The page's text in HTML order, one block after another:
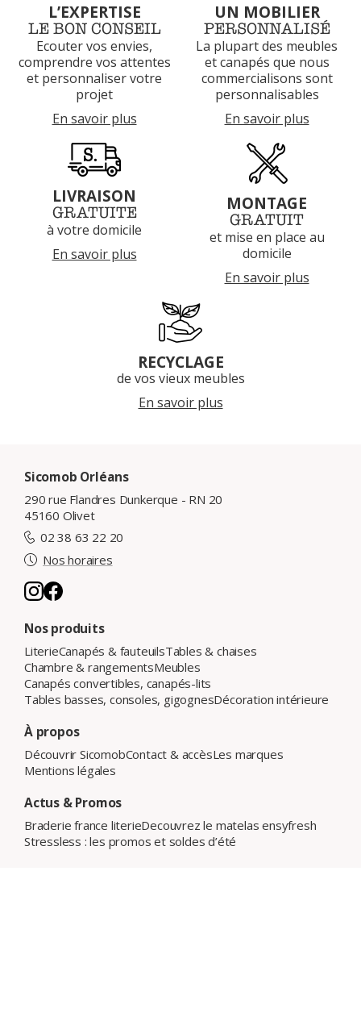
L’EXPERTISE
LE BON CONSEIL
Ecouter vos envies,
comprendre vos attentes
et personnaliser votre
projet
En savoir plus
UN MOBILIER
PERSONNALISÉ
La plupart des meubles
et canapés que nous
commercialisons sont
personnalisables
En savoir plus
LIVRAISON
GRATUITE
à votre domicile
En savoir plus
MONTAGE
GRATUIT
et mise en place au
domicile
En savoir plus
RECYCLAGE
de vos vieux meubles
En savoir plus
Sicomob Orléans
290 rue Flandres Dunkerque - RN 20
45160 Olivet
02 38 63 22 20
Nos horaires
Nos produits
LiterieCanapés & fauteuilsTables & chaises
Chambre & rangementsMeubles
Canapés convertibles, canapés-lits
Tables basses, consoles, gigognesDécoration intérieure
À propos
Découvrir SicomobContact & accèsLes marques
Mentions légales
Actus & Promos
Braderie france literieDecouvrez le matelas ensyfresh
Stressless : les promos et soldes d’été